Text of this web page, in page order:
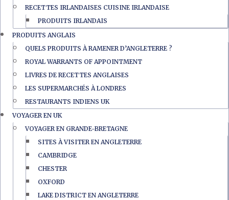
RECETTES IRLANDAISES CUISINE IRLANDAISE
PRODUITS IRLANDAIS
PRODUITS ANGLAIS
QUELS PRODUITS À RAMENER D’ANGLETERRE ?
ROYAL WARRANTS OF APPOINTMENT
LIVRES DE RECETTES ANGLAISES
LES SUPERMARCHÉS À LONDRES
RESTAURANTS INDIENS UK
VOYAGER EN UK
VOYAGER EN GRANDE-BRETAGNE
SITES À VISITER EN ANGLETERRE
CAMBRIDGE
CHESTER
OXFORD
LAKE DISTRICT EN ANGLETERRE